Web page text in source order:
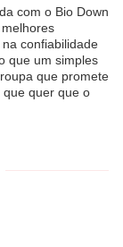
com o Bio Down
confiabilidade
que um simples
que promete
quer que o